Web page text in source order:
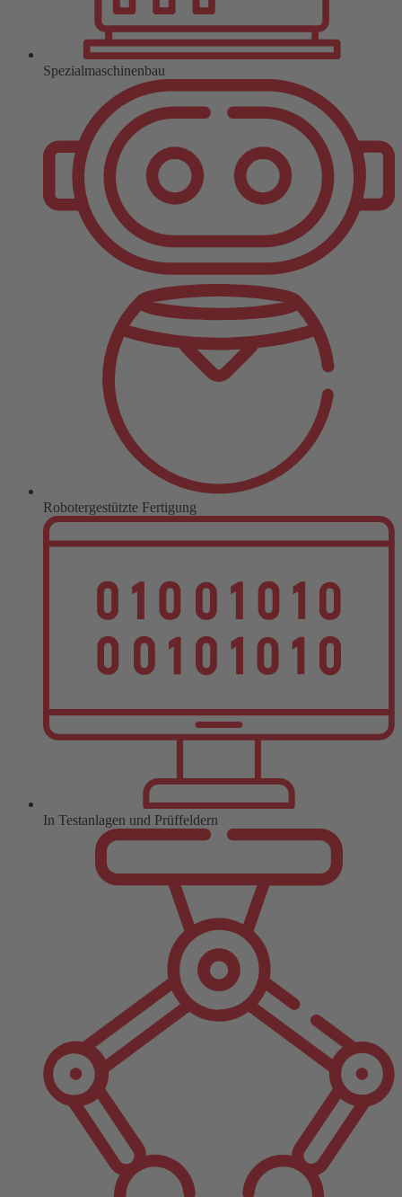
Spezialmaschinenbau
Robotergestützte Fertigung
In Testanlagen und Prüffeldern